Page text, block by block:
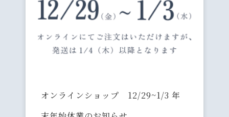
オンラインショップ 12/29~1/3 年